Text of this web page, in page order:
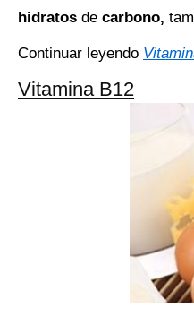
hidratos de carbono,
Continuar leyendo
Vitamina B12